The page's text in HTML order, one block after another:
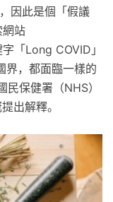
因此是個「假議
網站
「Long COVID」
界，都面臨一樣的
保健署（NHS）
出解釋。